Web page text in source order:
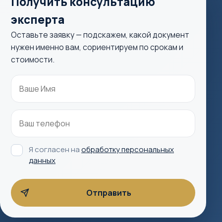
эксперта
Оставьте заявку — подскажем, какой документ
нужен именно вам, сориентируем по срокам и
стоимости.
Я согласен наобработку персональных
данных